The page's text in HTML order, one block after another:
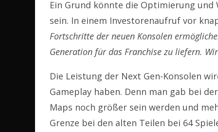
Ein Grund könnte die Optimierung
sein. In einem Investorenaufruf vor
Fortschritte der neuen Konsolen
Generation für das Franchise zu liefern.
Die Leistung der Next Gen-Konsolen
Gameplay haben. Denn man gab bei
Maps noch größer sein werden und
Grenze bei den alten Teilen bei 64